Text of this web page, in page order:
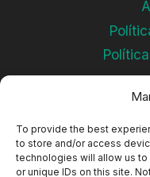
To provide the best
to store and/or access
technologies will allow us
or unique IDs on this site.